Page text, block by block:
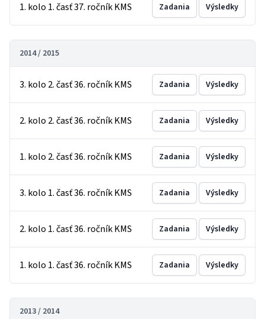
1. kolo 1. časť 37. ročník KMS Zadania Výsledky
2014 / 2015
3. kolo 2. časť 36. ročník KMS Zadania Výsledky
2. kolo 2. časť 36. ročník KMS Zadania Výsledky
1. kolo 2. časť 36. ročník KMS Zadania Výsledky
3. kolo 1. časť 36. ročník KMS Zadania Výsledky
2. kolo 1. časť 36. ročník KMS Zadania Výsledky
1. kolo 1. časť 36. ročník KMS Zadania Výsledky
2013 / 2014